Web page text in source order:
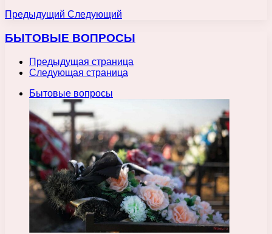
Предыдущий Следующий
БЫТОВЫЕ ВОПРОСЫ
Предыдущая страница
Следующая страница
Бытовые вопросы